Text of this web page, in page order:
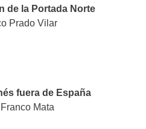
de la Portada Norte
Prado Vilar
fuera de España
Mata